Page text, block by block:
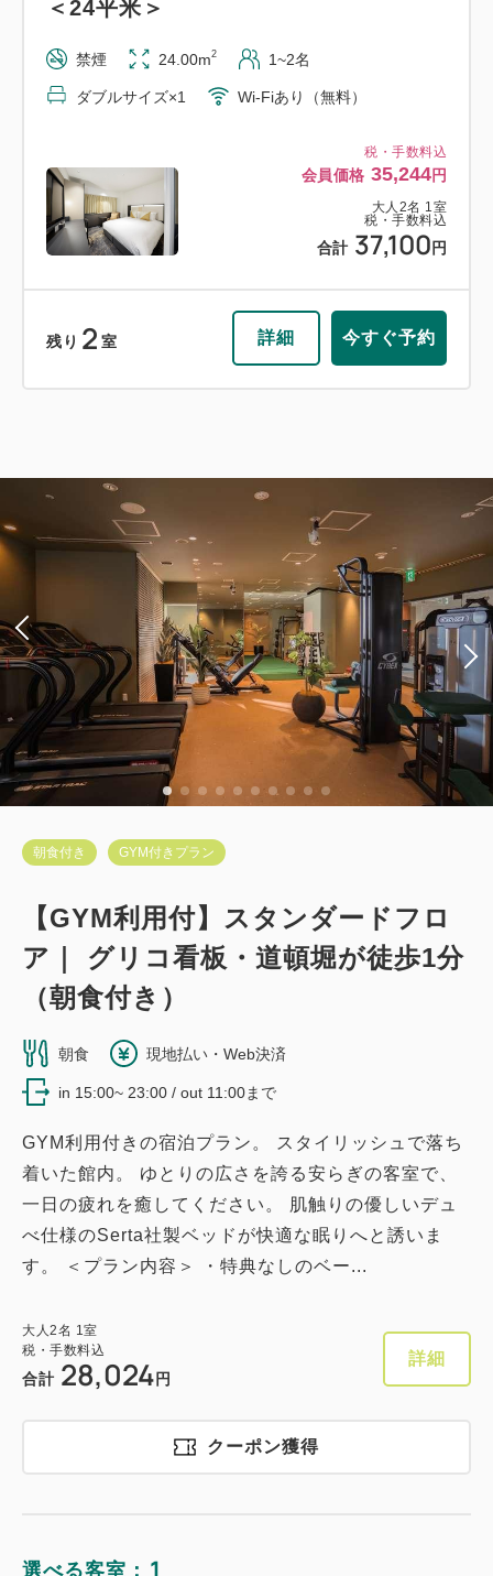
税・手数料込
会員価格 35,244円
大人 2名 1 室
税・手数料込
合計 37,100円
＜24平米＞
禁煙 24.00m2 1~2名
ダブルサイズ×1 Wi-Fiあり（無料）
残り 2 室 詳細 今すぐ予約
朝食付き GYM付きプラン
【GYM利用付】スタンダードフロ
ア｜ グリコ看板・道頓堀が徒歩1分
（朝食付き）
朝食 現地払い・Web決済
in 15:00~ 23:00 / out 11:00まで
GYM利用付きの宿泊プラン。 スタイリッシュで落ち
着いた館内。 ゆとりの広さを誇る安らぎの客室で、
一日の疲れを癒してください。 肌触りの優しいデュ
べ仕様のSerta社製ベッドが快適な眠りへと誘いま
す。 ＜プラン内容＞ ・特典なしのベー...
大人2名 1室
税・手数料込
合計 28,024 円
詳細
クーポン獲得
選べる客室：